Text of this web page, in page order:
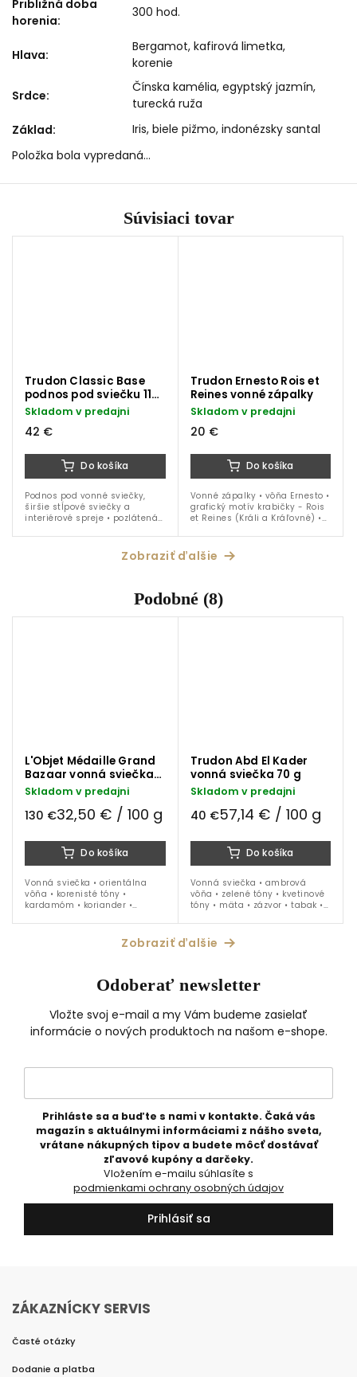
Približná doba
horenia:
300 hod.
Hlava:
Bergamot, kafirová limetka,
korenie
Srdce:
Čínska kamélia, egyptský jazmín,
turecká ruža
Základ:
Iris, biele pižmo, indonézsky santal
Položka bola vypredaná…
Súvisiaci tovar
Trudon Classic Base
podnos pod sviečku 11
cm
Skladom v predajni
42 €
Do košíka
Podnos pod vonné sviečky,
širšie stĺpové sviečky a
interiérové spreje • pozlátená
Trudon Ernesto Rois et
Reines vonné zápalky
Skladom v predajni
20 €
Do košíka
Vonné zápalky • vôňa Ernesto •
grafický motív krabičky - Rois
et Reines (Králi a Kráľovné) •
Zobraziť ďalšie
Podobné (8)
L'Objet Médaille Grand
Bazaar vonná sviečka
400 g
Skladom v predajni
130 €32,50 € / 100 g
Do košíka
Vonná sviečka • orientálna
vôňa • korenisté tóny •
kardamóm • koriander •
porcelánový kahanec so
zlatými prvkami • cca 70...
Trudon Abd El Kader
vonná sviečka 70 g
Skladom v predajni
40 €57,14 € / 100 g
Do košíka
Vonná sviečka • ambrová
vôňa • zelené tóny • kvetinové
tóny • mäta • zázvor • tabak •
veľkosť Petite - 70 g náplň
Zobraziť ďalšie
Odoberať newsletter
Vložte svoj e-mail a my Vám budeme zasielať
informácie o nových produktoch na našom e-shope.
Prihláste sa a buďte s nami v kontakte. Čaká vás
magazín s aktuálnymi informáciami z nášho sveta,
vrátane nákupných tipov a budete môcť dostávať
zľavové kupóny a darčeky.
podmienkami ochrany osobných údajov
Prihlásiť sa
ZÁKAZNÍCKY SERVIS
Časté otázky
Dodanie a platba